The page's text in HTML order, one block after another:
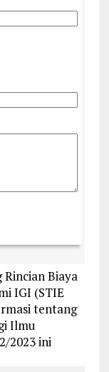
Biaya
IGI (STIE
tentang
Ilmu
2023 ini